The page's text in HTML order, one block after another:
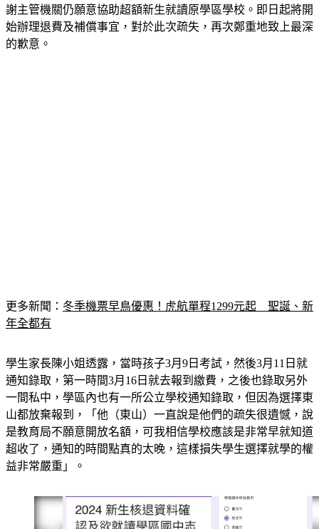
始辦理退費及補償事宜，對於此次疏失，再次鄭重地致上最深
的歉意。
年全都有
通知錄取，第一時間3月16日就去報到繳費，之後也錄取另外
一間私中，學區內也有一所公立學校通知錄取，但因為選擇東
山都放棄報到，「他（東山）一直說是他們的疏失很遺憾，說
是教育局不願意開放名額，可我相信學校應該是非常早就知道
超收了，通知的時間點真的太晚，這樣損失學生選擇就學的權
益非常嚴重」。